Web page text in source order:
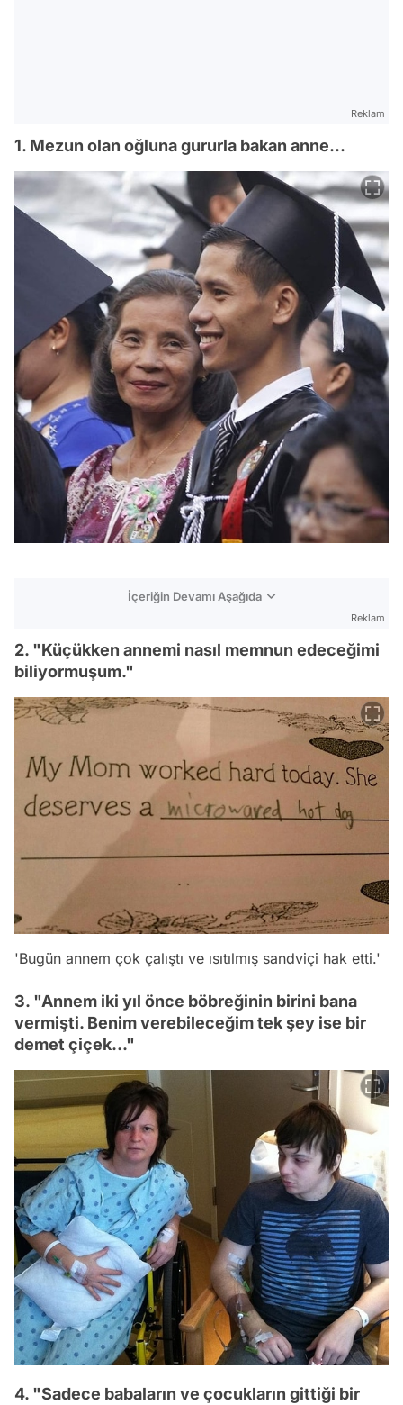
Reklam
1. Mezun olan oğluna gururla bakan anne...
İçeriğin Devamı Aşağıda
Reklam
2. "Küçükken annemi nasıl memnun edeceğimi
biliyormuşum."
'Bugün annem çok çalıştı ve ısıtılmış sandviçi hak etti.'
3. "Annem iki yıl önce böbreğinin birini bana
vermişti. Benim verebileceğim tek şey ise bir
demet çiçek..."
4. "Sadece babaların ve çocukların gittiği bir